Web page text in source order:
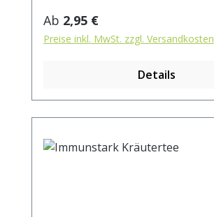
aufgiessen. Ziehzeit: max.10 min.
Regulärer Preis:
Ab 2,95 €
Preise inkl. MwSt. zzgl. Versandkosten
Details